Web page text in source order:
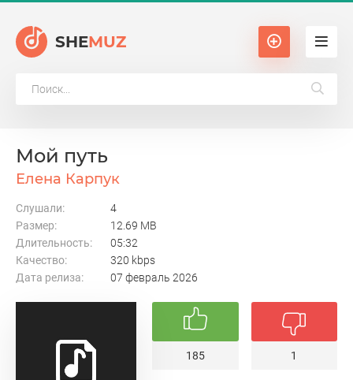
SHEMUZ
Мой путь
Елена Карпук
Слушали:
4
Размер:
12.69 MB
Длительность:
05:32
Качество:
320 kbps
Дата релиза:
07 февраль 2026
185 1